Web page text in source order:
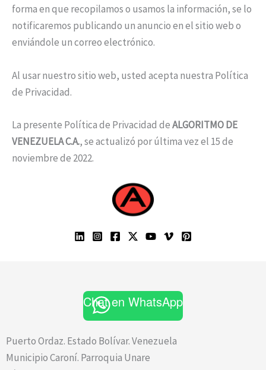
forma en que recopilamos o usamos la información, se lo
notificaremos publicando un anuncio en el sitio web o
enviándole un correo electrónico.
Al usar nuestro sitio web, usted acepta nuestra Política
de Privacidad.
La presente Política de Privacidad deALGORITMO DE
VENEZUELA C.A., se actualizó por última vez el 15 de
noviembre de 2022.
Chat en WhatsApp
Puerto Ordaz. Estado Bolívar. Venezuela
Municipio Caroní. Parroquia Unare